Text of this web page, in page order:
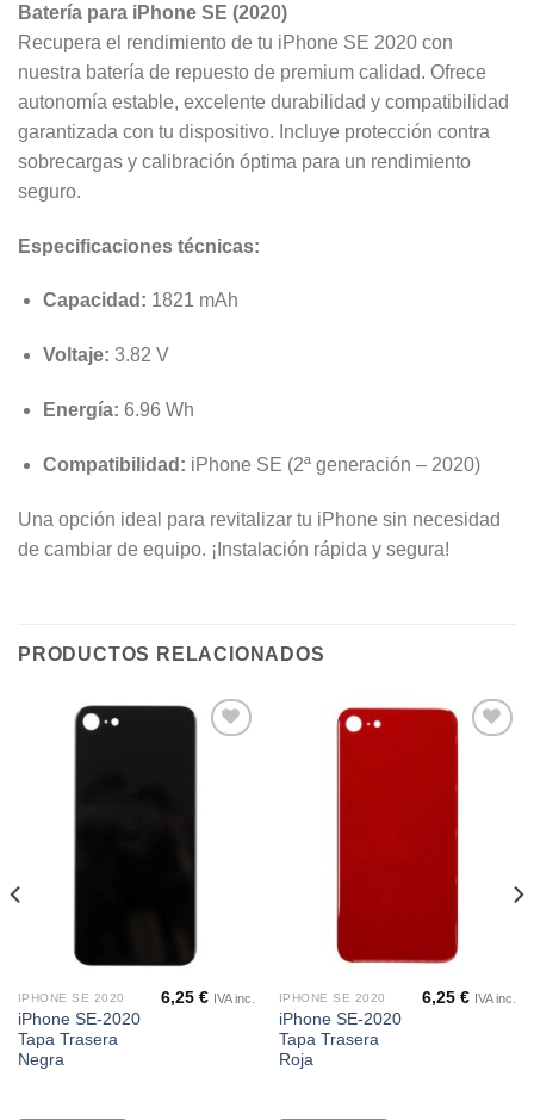
Batería para iPhone SE (2020)
Recupera el rendimiento de tu iPhone SE 2020 con
nuestra batería de repuesto de premium calidad. Ofrece
autonomía estable, excelente durabilidad y compatibilidad
garantizada con tu dispositivo. Incluye protección contra
sobrecargas y calibración óptima para un rendimiento
seguro.
Especificaciones técnicas:
Capacidad: 1821 mAh
Voltaje: 3.82 V
Energía: 6.96 Wh
Compatibilidad: iPhone SE (2ª generación – 2020)
Una opción ideal para revitalizar tu iPhone sin necesidad
de cambiar de equipo. ¡Instalación rápida y segura!
PRODUCTOS RELACIONADOS
IPHONE SE 2020
iPhone SE-2020
Tapa Trasera
Negra
6,25€ IVA inc. IPHONE SE 2020
iPhone SE-2020
Tapa Trasera
Roja
6,25€ IVA inc.